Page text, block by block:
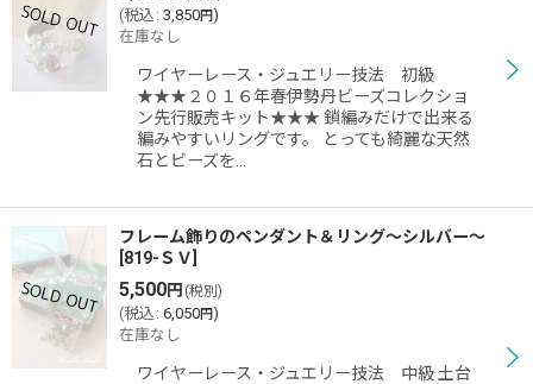
(税込 : 3,850円)
在庫なし
ワイヤーレース・ジュエリー技法 初級
★★★２０１６年春伊勢丹ビーズコレクショ
ン先行販売キット★★★ 鎖編みだけで出来る
編みやすいリングです。 とっても綺麗な天然
石とビーズを…
フレーム飾りのペンダント＆リング〜シルバー〜
819-ＳＶ
5,500円 (税別)
(税込 : 6,050円)
在庫なし
ワイヤーレース・ジュエリー技法 中級 土台